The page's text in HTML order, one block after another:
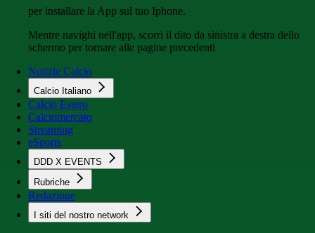
per installare la App sul tuo Iphone.
Mentre navighi nell'app, scorri il dito da sinistra a destra dello
schermo per tornare alle pagine precedenti
Notizie Calcio
Calcio Italiano
Calcio Estero
Calciomercato
Streaming
eSports
DDD X EVENTS
Rubriche
Redazione
I siti del nostro network